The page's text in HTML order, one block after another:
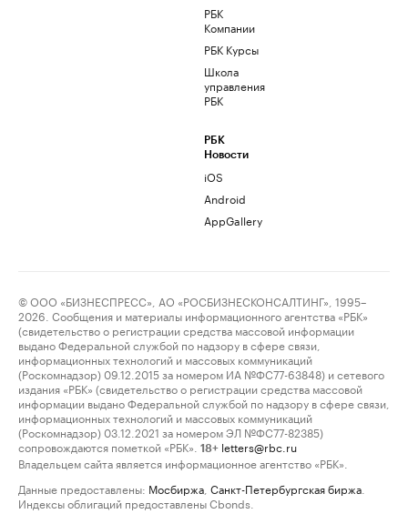
РБК
Компании
РБК Курсы
Школа
управления
РБК
РБК
Новости
iOS
Android
AppGallery
© ООО «БИЗНЕСПРЕСС», АО «РОСБИЗНЕСКОНСАЛТИНГ», 1995–
2026. Сообщения и материалы информационного агентства «РБК»
(свидетельство о регистрации средства массовой информации
выдано Федеральной службой по надзору в сфере связи,
информационных технологий и массовых коммуникаций
(Роскомнадзор) 09.12.2015 за номером ИА №ФС77-63848) и сетевого
издания «РБК» (свидетельство о регистрации средства массовой
информации выдано Федеральной службой по надзору в сфере связи,
информационных технологий и массовых коммуникаций
(Роскомнадзор) 03.12.2021 за номером ЭЛ №ФС77-82385)
сопровождаются пометкой «РБК».
18+ letters@rbc.ru
Владельцем сайта является информационное агентство «РБК».
Данные предоставлены: Мосбиржа Санкт-Петербургская биржа
Индексы облигаций предоставлены Cbonds.